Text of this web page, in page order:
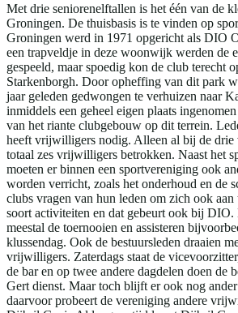
Met drie seniorenelftallen is het één van de
Groningen. De thuisbasis is te vinden op
Groningen werd in 1971 opgericht als DIO
een trapveldje in deze woonwijk werden de
gespeeld, maar spoedig kon de club terecht
Starkenborgh. Door opheffing van dit park
jaar geleden gedwongen te verhuizen naar
inmiddels een geheel eigen plaats
van het riante clubgebouw op dit terrein.
heeft vrijwilligers nodig. Alleen al bij de drie
totaal zes vrijwilligers betrokken. Naast het
moeten er binnen een sportvereniging ook
worden verricht, zoals het onderhoud en de
clubs vragen van hun leden om zich ook
soort activiteiten en dat gebeurt ook bij DIO.
meestal de toernooien en assisteren
klussendag. Ook de bestuursleden draaien
vrijwilligers. Zaterdags staat de
de bar en op twee andere dagdelen doen de
Gert dienst. Maar toch blijft er ook nog
daarvoor probeert de vereniging andere